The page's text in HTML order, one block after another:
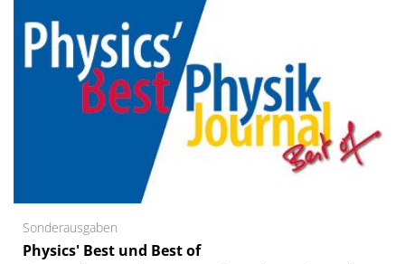
Sonderausgaben
Physics' Best und Best of